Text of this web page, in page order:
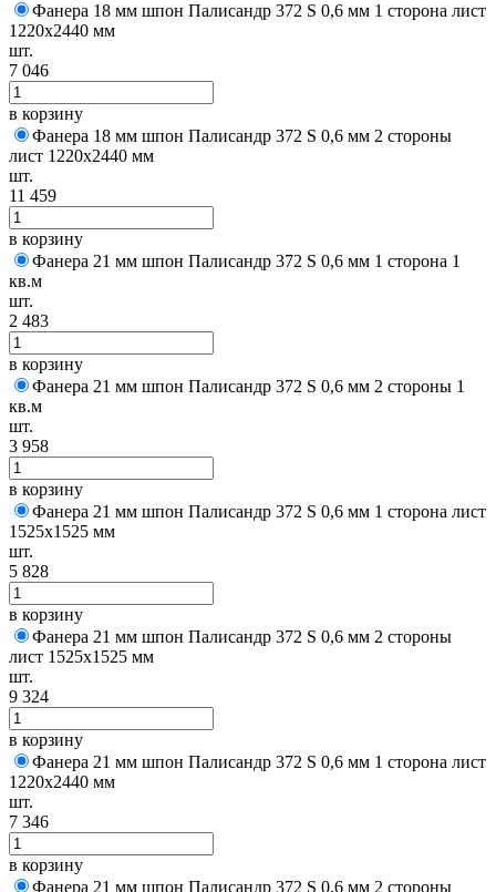
Фанера 18 мм шпон Палисандр 372 S 0,6 мм 1 сторона лист
1220х2440 мм
шт.
7 046
в корзину
Фанера 18 мм шпон Палисандр 372 S 0,6 мм 2 стороны
лист 1220х2440 мм
шт.
11 459
в корзину
Фанера 21 мм шпон Палисандр 372 S 0,6 мм 1 сторона 1
кв.м
шт.
2 483
в корзину
Фанера 21 мм шпон Палисандр 372 S 0,6 мм 2 стороны 1
кв.м
шт.
3 958
в корзину
Фанера 21 мм шпон Палисандр 372 S 0,6 мм 1 сторона лист
1525х1525 мм
шт.
5 828
в корзину
Фанера 21 мм шпон Палисандр 372 S 0,6 мм 2 стороны
лист 1525х1525 мм
шт.
9 324
в корзину
Фанера 21 мм шпон Палисандр 372 S 0,6 мм 1 сторона лист
1220х2440 мм
шт.
7 346
в корзину
Фанера 21 мм шпон Палисандр 372 S 0,6 мм 2 стороны